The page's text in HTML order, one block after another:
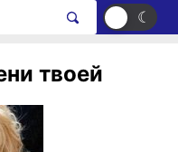
☀ ☾
твоей